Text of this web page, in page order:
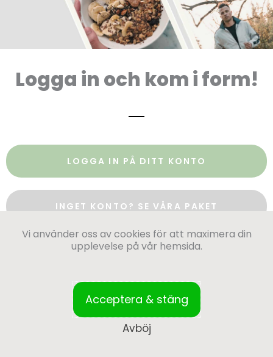
Logga in och kom i form!
LOGGA IN PÅ DITT KONTO
INGET KONTO? SE VÅRA PAKET
Vi använder oss av cookies för att maximera din
upplevelse på vår hemsida.
Acceptera & stäng
Avböj